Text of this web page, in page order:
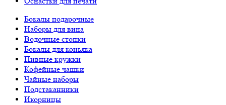
Бокалы подарочные
Наборы для вина
Водочные стопки
Бокалы для коньяка
Пивные кружки
Кофейные чашки
Чайные наборы
Подстаканники
Икорницы